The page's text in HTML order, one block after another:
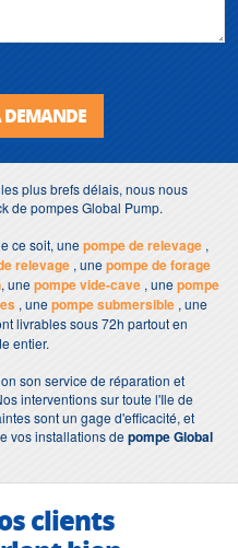
DEMANDE
plus brefs délais, nous nous
de pompes Global Pump.
ce soit, unepompe de relevage ,
relevage , unepompe de forage
, unepompe vide-cave , unepompe
, unepompe submersible , une
livrables sous 72h partout en
entier.
son service de réparation et
interventions sur toute l'Ile de
sont un gage d'efficacité, et
vos installations depompe Global
clients